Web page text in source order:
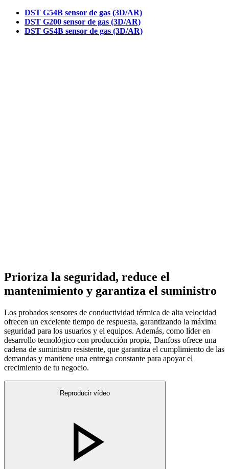
DST G54B sensor de gas (3D/AR)
DST G200 sensor de gas (3D/AR)
DST GS4B sensor de gas (3D/AR)
Prioriza la seguridad, reduce el
mantenimiento y garantiza el suministro
Los probados sensores de conductividad térmica de alta velocidad
ofrecen un excelente tiempo de respuesta, garantizando la máxima
seguridad para los usuarios y el equipos. Además, como líder en
desarrollo tecnológico con producción propia, Danfoss ofrece una
cadena de suministro resistente, que garantiza el cumplimiento de las
demandas y mantiene una entrega constante para apoyar el
crecimiento de tu negocio.
Reproducir vídeo